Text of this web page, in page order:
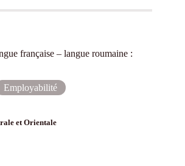
française – langue roumaine :
Employabilité
et Orientale